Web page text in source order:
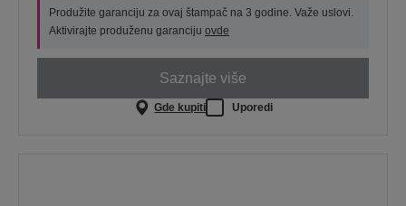
Produžite garanciju za ovaj štampač na 3 godine. Važe uslovi.
Aktivirajte produženu garanciju ovde
Saznajte više
Gde kupiti Uporedi